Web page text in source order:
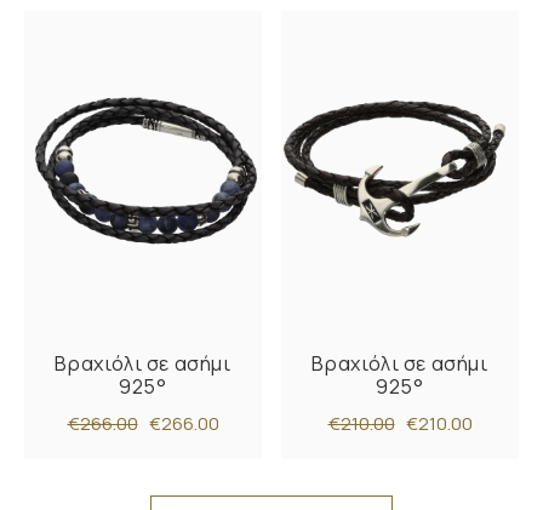
Βραχιόλι σε ασήμι
925°
€266.00 €266.00
Βραχιόλι σε ασήμι
925°
€210.00 €210.00